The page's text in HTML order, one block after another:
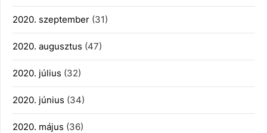
2020. szeptember (31)
2020. augusztus (47)
2020. július (32)
2020. június (34)
2020. május (36)